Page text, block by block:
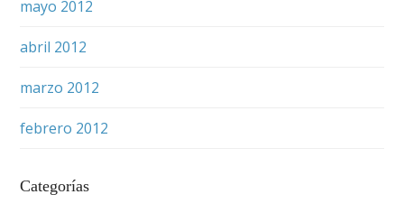
mayo 2012
abril 2012
marzo 2012
febrero 2012
Categorías